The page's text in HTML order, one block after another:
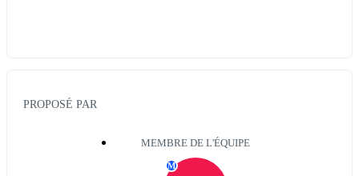
PROPOSÉ PAR
MEMBRE DE L'ÉQUIPE
M